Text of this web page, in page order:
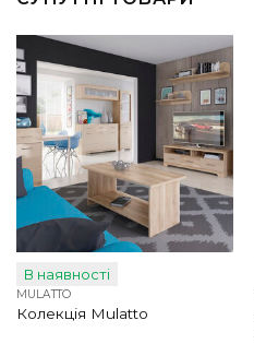
В наявності
MULATTO
Колекція Mulatto